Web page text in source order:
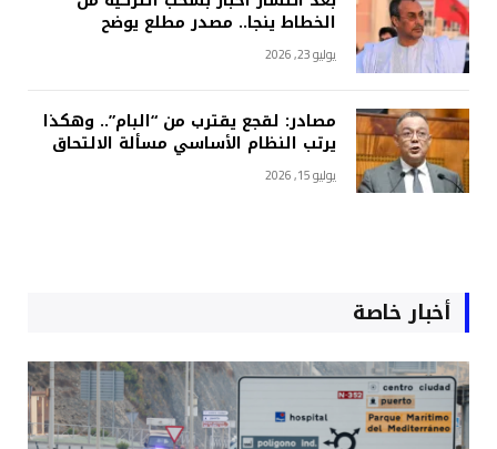
الخطاط ينجا.. مصدر مطلع يوضح
يوليو 23, 2026
مصادر: لقجع يقترب من “البام”.. وهكذا
يرتب النظام الأساسي مسألة الالتحاق
يوليو 15, 2026
أخبار خاصة